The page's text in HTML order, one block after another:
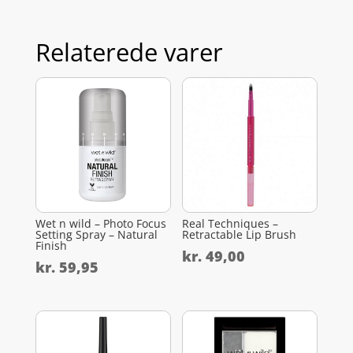
Relaterede varer
Wet n wild – Photo Focus
Setting Spray – Natural
Finish
kr.59,95
Real Techniques –
Retractable Lip Brush
kr. 49,00